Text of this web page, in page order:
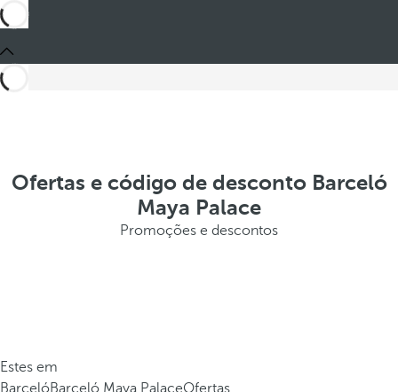
Ofertas e código de desconto Barceló
Maya Palace
Promoções e descontos
Estes em
BarcelóBarceló Maya PalaceOfertas